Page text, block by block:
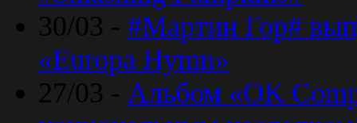
30/03 - #Мартин Гор#
«Europa Hymn»
27/03 - Альбом «OK